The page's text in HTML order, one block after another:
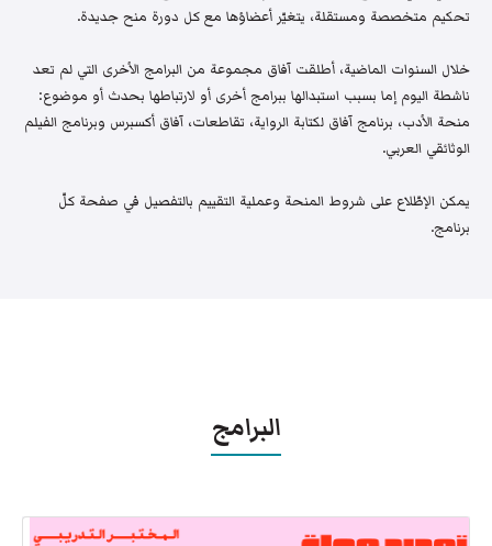
تحكيم متخصصة ومستقلة، يتغيّر أعضاؤها مع كل دورة منح جديدة.
خلال السنوات الماضية، أطلقت آفاق مجموعة من البرامج الأخرى التي لم تعد
ناشطة اليوم إما بسبب استبدالها ببرامج أخرى أو لارتباطها بحدث أو موضوع:
منحة الأدب، برنامج آفاق لكتابة الرواية، تقاطعات، آفاق أكسبرس وبرنامج الفيلم
الوثائقي العربي.
يمكن الإطّلاع على شروط المنحة وعملية التقييم بالتفصيل في صفحة كلّ
برنامج.
البرامج